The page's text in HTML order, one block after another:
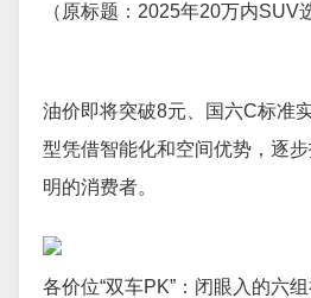
（原标题：2025年20万内SUV
油价即将突破8元、国六C标准
型凭借智能化和空间优势，逐
明的消费者。
各价位“双车PK”：闭眼入的六